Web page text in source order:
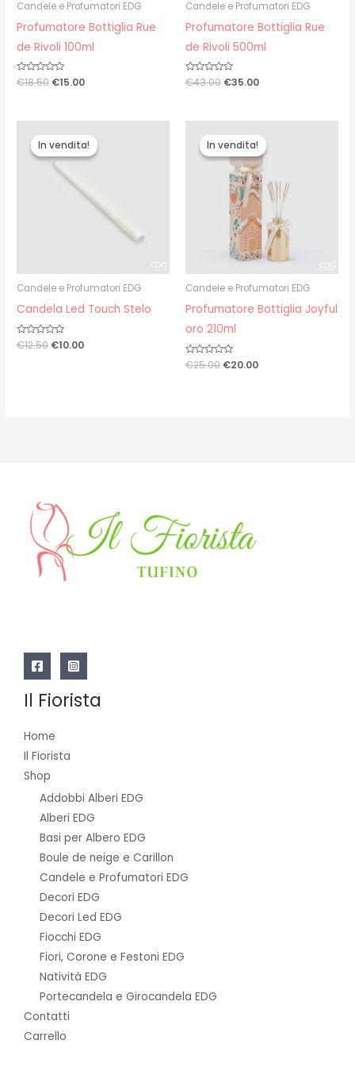
Candele e Profumatori EDG
Profumatore Bottiglia Rue
de Rivoli 100ml
Valutato
0
€18.50 €15.00
Candele e Profumatori EDG
Profumatore Bottiglia Rue
de Rivoli 500ml
Valutato
0
€43.00 €35.00
In vendita!
In vendita!
Candele e Profumatori EDG
Candela Led Touch Stelo
Valutato
0
€12.50
prezzo
originale
era:
€12.50.
€10.00
prezzo
attuale
è:
In vendita!
In vendita!
Candele e Profumatori EDG
Profumatore Bottiglia Joyful
oro 210ml
Valutato
0
€25.00
prezzo
originale
era:
€25.00.
€20.00
prezzo
attuale
è:
€20.00.
Il Fiorista
Home
Il Fiorista
Shop
Addobbi Alberi EDG
Alberi EDG
Basi per Albero EDG
Boule de neige e Carillon
Candele e Profumatori EDG
Decori EDG
Decori Led EDG
Fiocchi EDG
Fiori, Corone e Festoni EDG
Natività EDG
Portecandela e Girocandela EDG
Contatti
Carrello